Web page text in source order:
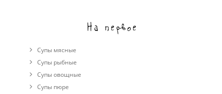
На первое
Супы мясные
Супы рыбные
Супы овощные
Cупы пюре